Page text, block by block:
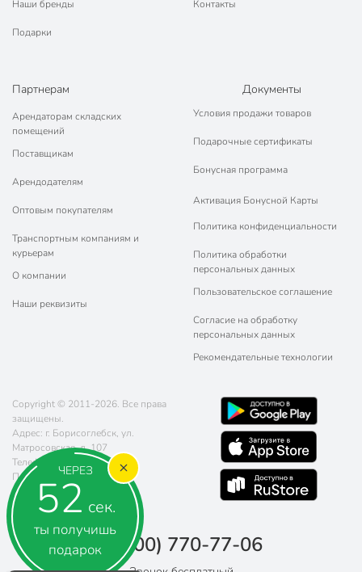
ЧЕРЕЗ
51 сек.
ты получишь
подарок
Наши бренды
Подарки
Контакты
Партнерам
Арендаторам складских
помещений
Поставщикам
Арендодателям
Оптовым покупателям
Транспортным компаниям и
курьерам
О компании
Наши реквизиты
Документы
Условия продажи товаров
Подарочные сертификаты
Бонусная программа
Активация Бонусной Карты
Политика конфиденциальности
Политика обработки
персональных данных
Пользовательское соглашение
Согласие на обработку
персональных данных
Рекомендательные технологии
Copyright © 2011-2026. Все права
защищены.
Адрес: г. Борисоглебск, ул.
Матросовская, д. 107
Телефон:
8 (800) 770-77-06
Почта:
sales@poryadok.ru
8 (800) 770-77-06